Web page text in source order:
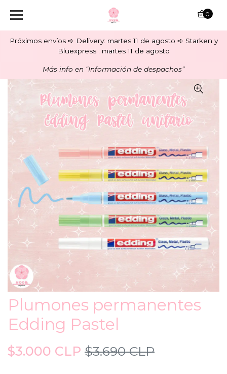
Próximos envíos ➪ Delivery: martes 11 de agosto ➪ Starken y
Bluexpress : martes 11 de agosto
Más info en “Información de despachos”
0
Plumones permanentes
Edding Pastel
$3.000 CLP $3.690 CLP